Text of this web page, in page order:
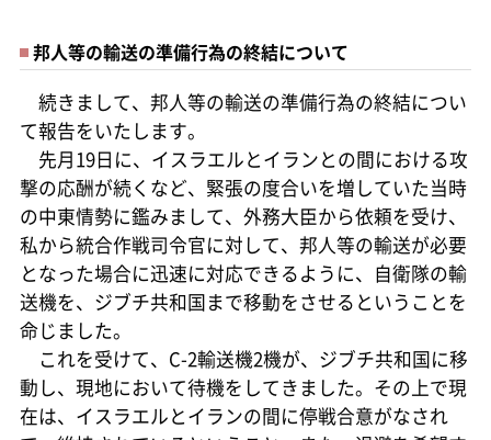
邦人等の輸送の準備行為の終結について
続きまして、邦人等の輸送の準備行為の終結につい
て報告をいたします。
先月19日に、イスラエルとイランとの間における攻
撃の応酬が続くなど、緊張の度合いを増していた当時
の中東情勢に鑑みまして、外務大臣から依頼を受け、
私から統合作戦司令官に対して、邦人等の輸送が必要
となった場合に迅速に対応できるように、自衛隊の輸
送機を、ジブチ共和国まで移動をさせるということを
命じました。
これを受けて、C-2輸送機2機が、ジブチ共和国に移
動し、現地において待機をしてきました。その上で現
在は、イスラエルとイランの間に停戦合意がなされ